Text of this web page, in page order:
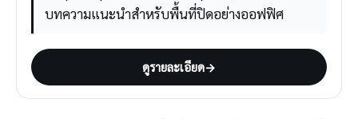
บทความแนะนำสำหรับพื้นที่ปิดอย่างออฟฟิศ
ดูรายละเอียด→